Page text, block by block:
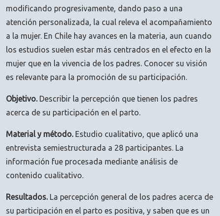
modificando progresivamente, dando paso a una
atención personalizada, la cual releva el acompañamiento
a la mujer. En Chile hay avances en la materia, aun cuando
los estudios suelen estar más centrados en el efecto en la
mujer que en la vivencia de los padres. Conocer su visión
es relevante para la promoción de su participación.
Objetivo.Describir la percepción que tienen los padres
acerca de su participación en el parto.
Material y método.Estudio cualitativo, que aplicó una
entrevista semiestructurada a 28 participantes. La
información fue procesada mediante análisis de
contenido cualitativo.
Resultados. La percepción general de los padres acerca de
su participación en el parto es positiva, y saben que es un